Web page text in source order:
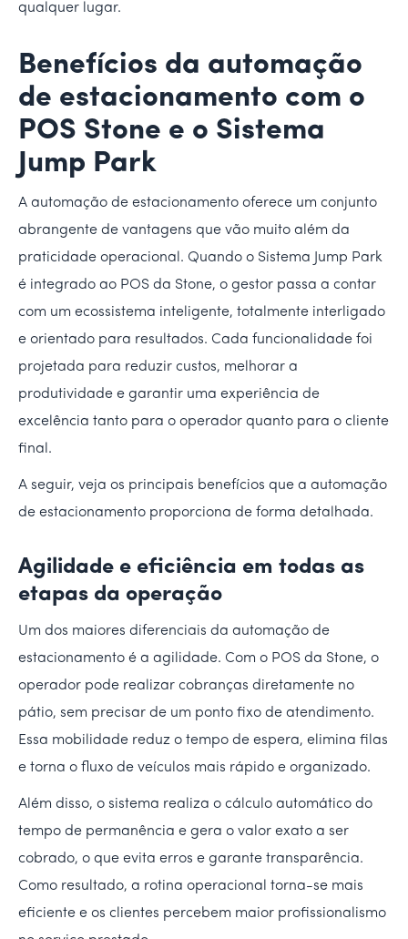
qualquer lugar.
Benefícios da automação
de estacionamento com o
POS Stone e o Sistema
Jump Park
A automação de estacionamento oferece um conjunto
abrangente de vantagens que vão muito além da
praticidade operacional. Quando o Sistema Jump Park
é integrado ao POS da Stone, o gestor passa a contar
com um ecossistema inteligente, totalmente interligado
e orientado para resultados. Cada funcionalidade foi
projetada para reduzir custos, melhorar a
produtividade e garantir uma experiência de
excelência tanto para o operador quanto para o cliente
final.
A seguir, veja os principais benefícios que a automação
de estacionamento proporciona de forma detalhada.
Agilidade e eficiência em todas as
etapas da operação
Um dos maiores diferenciais da automação de
estacionamento é a agilidade. Com o POS da Stone, o
operador pode realizar cobranças diretamente no
pátio, sem precisar de um ponto fixo de atendimento.
Essa mobilidade reduz o tempo de espera, elimina filas
e torna o fluxo de veículos mais rápido e organizado.
Além disso, o sistema realiza o cálculo automático do
tempo de permanência e gera o valor exato a ser
cobrado, o que evita erros e garante transparência.
Como resultado, a rotina operacional torna-se mais
eficiente e os clientes percebem maior profissionalismo